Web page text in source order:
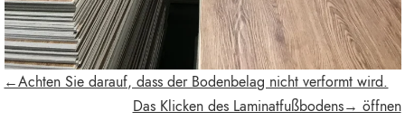
←Achten Sie darauf, dass der Bodenbelag nicht verformt wird.
Das Klicken des Laminatfußbodens→ öffnen